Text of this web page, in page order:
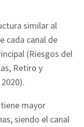
similar al
cada canal de
(Riesgos del
Retiro y
mayor
siendo el canal